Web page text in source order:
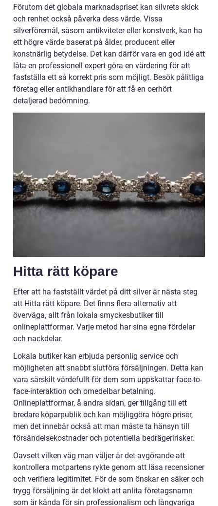
Förutom det globala marknadspriset kan silvrets skick
och renhet också påverka dess värde. Vissa
silverföremål, såsom antikviteter eller konstverk, kan ha
ett högre värde baserat på ålder, producent eller
konstnärlig betydelse. Det kan därför vara en god idé att
låta en professionell expert göra en värdering för att
fastställa ett så korrekt pris som möjligt. Besök pålitliga
företag eller antikhandlare för att få en oerhört
detaljerad bedömning.
Hitta rätt köpare
Efter att ha fastställt värdet på ditt silver är nästa steg
att Hitta rätt köpare. Det finns flera alternativ att
överväga, allt från lokala smyckesbutiker till
onlineplattformar. Varje metod har sina egna fördelar
och nackdelar.
Lokala butiker kan erbjuda personlig service och
möjligheten att snabbt slutföra försäljningen. Detta kan
vara särskilt värdefullt för dem som uppskattar face-to-
face-interaktion och omedelbar betalning.
Onlineplattformar, å andra sidan, ger tillgång till ett
bredare köparpublik och kan möjliggöra högre priser,
men det innebär också att man måste ta hänsyn till
försändelsekostnader och potentiella bedrägeririsker.
Oavsett vilken väg man väljer är det avgörande att
kontrollera motpartens rykte genom att läsa recensioner
och verifiera legitimitet. För de som önskar en säker och
trygg försäljning är det klokt att anlita företagsnamn
som är kända för sin professionalism och långvariga